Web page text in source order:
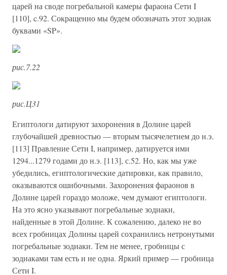
царей на своде погребальной камеры фараона Сети I
[110], c.92. Сокращенно мы будем обозначать этот зодиак
буквами «SP».
рис.7.22
рис.Ц31
Египтологи датируют захоронения в Долине царей
глубочайшей древностью — вторым тысячелетием до н.э.
[113] Правление Сети I, например, датируется ими
1294...1279 годами до н.э. [113], с.52. Но, как мы уже
убедились, египтологические датировки, как правило,
оказываются ошибочными. Захоронения фараонов в
Долине царей гораздо моложе, чем думают египтологи.
На это ясно указывают погребальные зодиаки,
найденные в этой Долине. К сожалению, далеко не во
всех гробницах Долины царей сохранились нетронутыми
погребальные зодиаки. Тем не менее, гробницы с
зодиаками там есть и не одна. Яркий пример — гробница
Сети I.